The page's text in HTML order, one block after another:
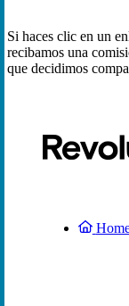
Si haces clic en un
recibamos una
que decidimos